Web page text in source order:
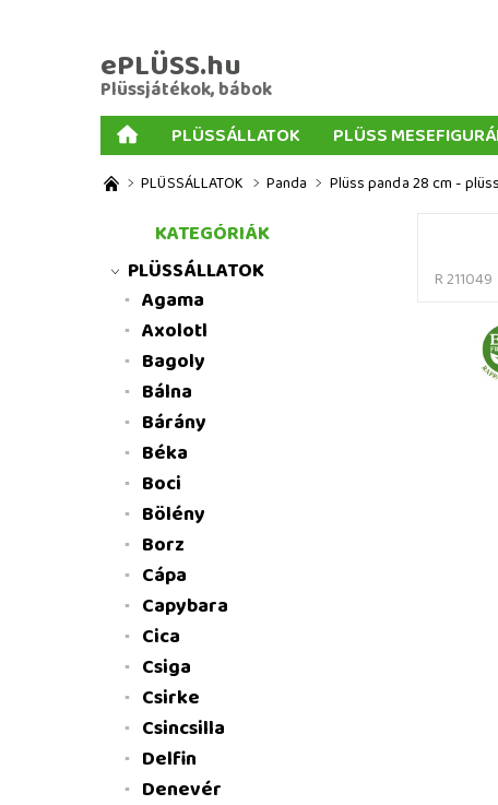
ePLÜSS.hu
Plüssjátékok, bábok
PLÜSSÁLLATOK PLÜSS
AJÁNDÉKOK PLÜSSÖKHÖZ
MENNYISÉGI KEDVEZMÉNYEK
ÜZLETI
PLÜSSÁLLATOK Panda Plüss panda 28 cm -
R 211049
KATEGÓRIÁK
PLÜSSÁLLATOK
Agama
Axolotl
Bagoly
Bálna
Bárány
Béka
Boci
Bölény
Borz
Cápa
Capybara
Cica
Csiga
Csirke
Csincsilla
Delfin
Denevér